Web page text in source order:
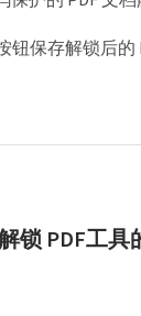
钮保存解锁后的
锁 PDF工具